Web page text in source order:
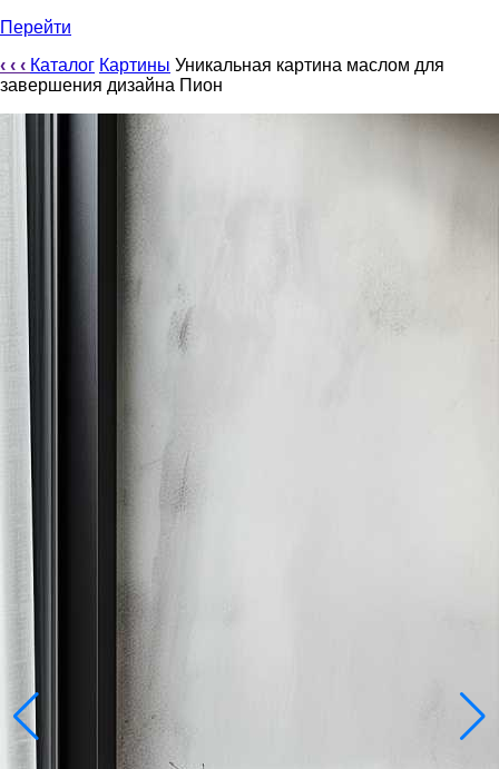
Перейти
‹ ‹ ‹ Каталог Картины Уникальная картина маслом для
завершения дизайна Пион